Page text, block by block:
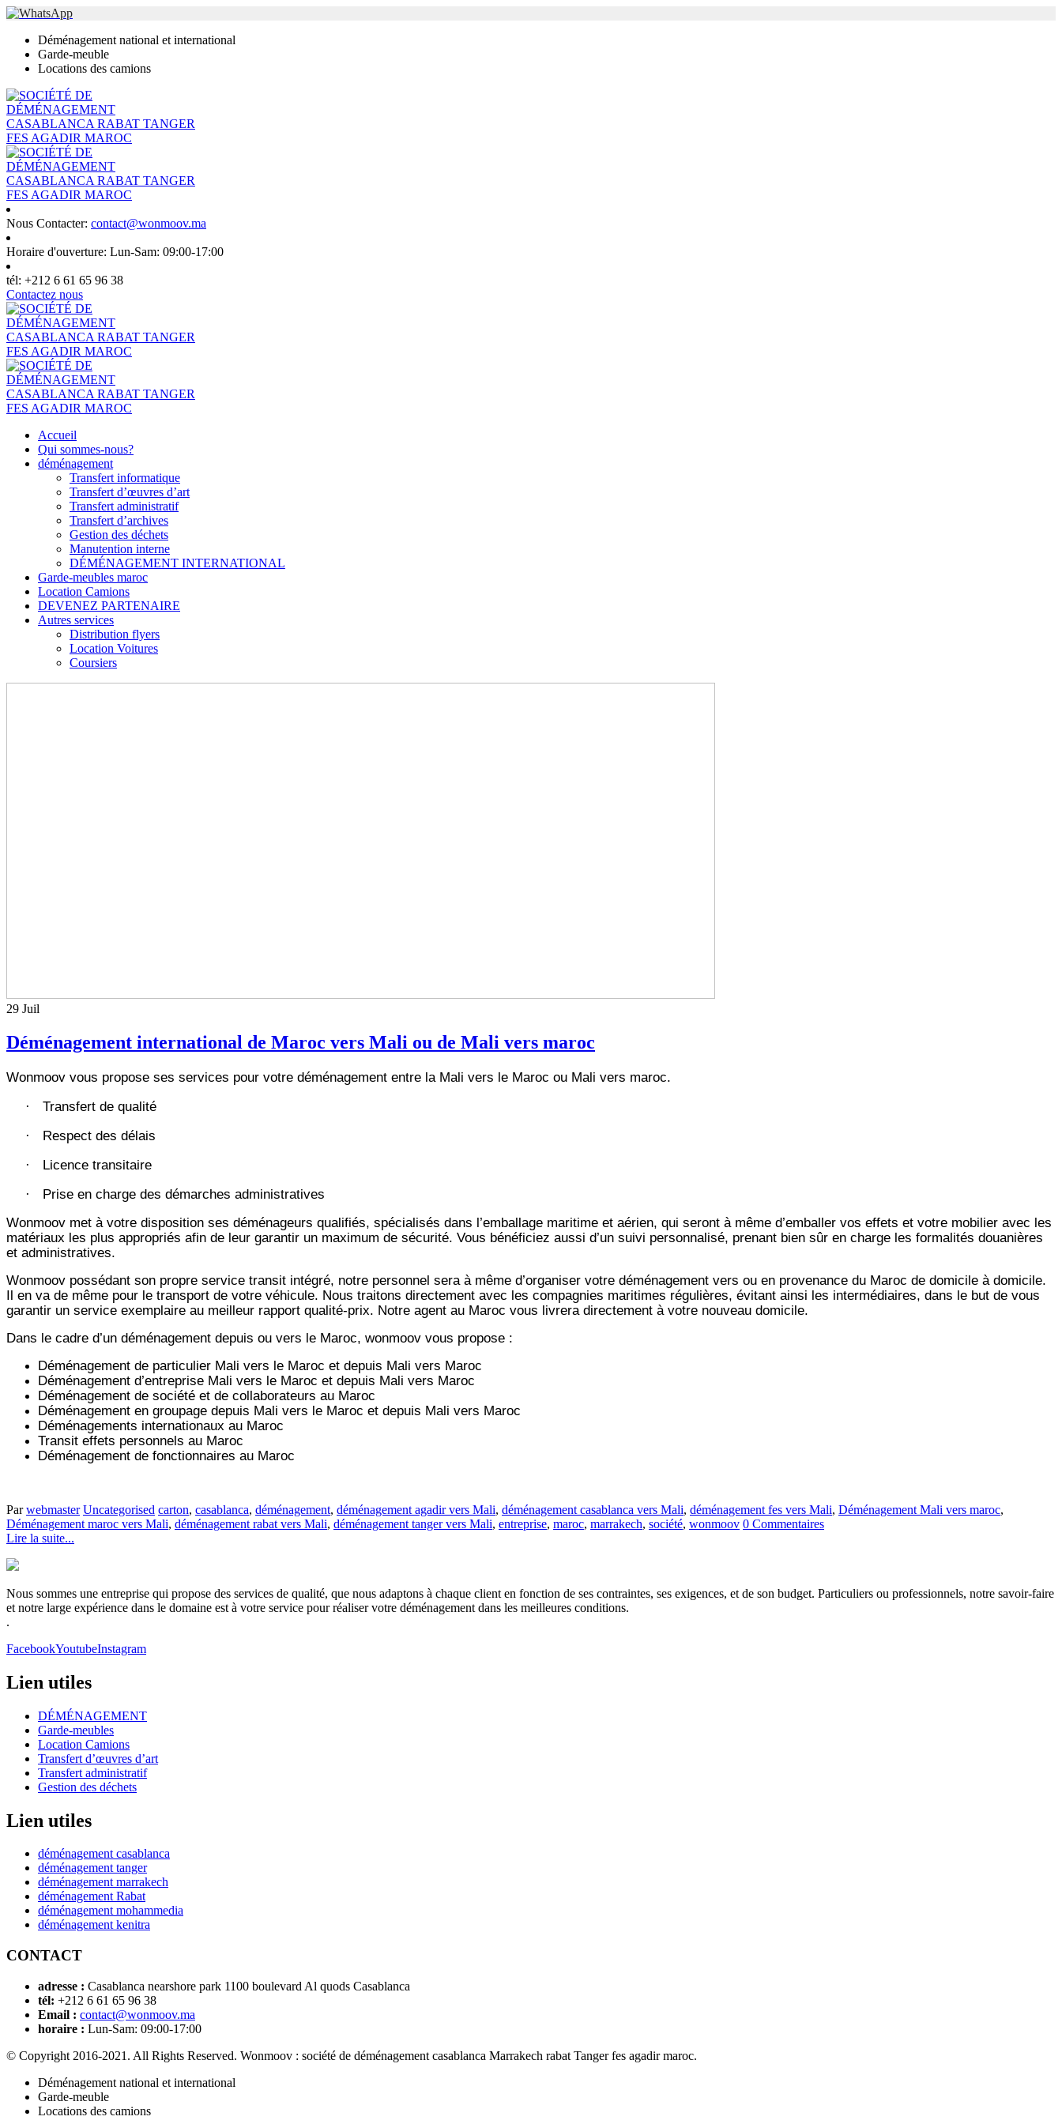
Déménagement national et international
Garde-meuble
Locations des camions
Nous Contacter: contact@wonmoov.ma
Horaire d'ouverture: Lun-Sam: 09:00-17:00
tél: +212 6 61 65 96 38
Contactez nous
Accueil
Qui sommes-nous?
déménagement
Transfert informatique
Transfert d’œuvres d’art
Transfert administratif
Transfert d’archives
Gestion des déchets
Manutention interne
DÉMÉNAGEMENT INTERNATIONAL
Garde-meubles maroc
Location Camions
DEVENEZ PARTENAIRE
Autres services
Distribution flyers
Location Voitures
Coursiers
29 Juil
Déménagement international de Maroc vers Mali ou de Mali vers maroc
Wonmoov vous propose ses services pour votre déménagement entre la Mali vers le Maroc ou Mali vers maroc.
· Transfert de qualité
· Respect des délais
· Licence transitaire
·
Prise en charge des démarches administratives
Wonmoov met à votre disposition ses déménageurs qualifiés, spécialisés dans l’emballage maritime et aérien, qui seront à même d’emballer vos effets et votre mobilier avec les
matériaux les plus appropriés afin de leur garantir un maximum de sécurité. Vous bénéficiez aussi d’un suivi personnalisé, prenant bien sûr en charge les formalités douanières
et administratives.
Wonmoov possédant son propre service transit intégré, notre personnel sera à même d’organiser votre déménagement vers ou en provenance du Maroc de domicile à domicile.
Il en va de même pour le transport de votre véhicule. Nous traitons directement avec les compagnies maritimes régulières, évitant ainsi les intermédiaires, dans le but de vous
garantir un service exemplaire au meilleur rapport qualité-prix. Notre agent au Maroc vous livrera directement à votre nouveau domicile.
Dans le cadre d’un déménagement depuis ou vers le Maroc, wonmoov vous propose :
Déménagement de particulier Mali vers le Maroc et depuis Mali vers Maroc
Déménagement d’entreprise Mali vers le Maroc et depuis Mali vers Maroc
Déménagement de société et de collaborateurs au Maroc
Déménagement en groupage depuis Mali vers le Maroc et depuis Mali vers Maroc
Déménagements internationaux au Maroc
Transit effets personnels au Maroc
Déménagement de fonctionnaires au Maroc
Parwebmaster Uncategorised carton, casablanca, déménagement, déménagement agadir vers Mali, déménagement casablanca vers Mali, déménagement fes vers Mali, Déménagement Mali vers maroc,
Déménagement maroc vers Mali, déménagement rabat vers Mali, déménagement tanger vers Mali, entreprise, maroc, marrakech, société, wonmoov 0 Commentaires
Lire la suite...
Nous sommes une entreprise qui propose des services de qualité, que nous adaptons à chaque client en fonction de ses contraintes, ses exigences, et de son budget. Particuliers ou professionnels, notre savoir-faire
et notre large expérience dans le domaine est à votre service pour réaliser votre déménagement dans les meilleures conditions.
.
FacebookYoutubeInstagram
Lien utiles
DÉMÉNAGEMENT
Garde-meubles
Location Camions
Transfert d’œuvres d’art
Transfert administratif
Gestion des déchets
Lien utiles
déménagement casablanca
déménagement tanger
déménagement marrakech
déménagement Rabat
déménagement mohammedia
déménagement kenitra
CONTACT
adresse : Casablanca nearshore park 1100 boulevard Al quods Casablanca
tél: +212 6 61 65 96 38
Email : contact@wonmoov.ma
horaire : Lun-Sam: 09:00-17:00
© Copyright 2016-2021. All Rights Reserved. Wonmoov : société de déménagement casablanca Marrakech rabat Tanger fes agadir maroc.
Déménagement national et international
Garde-meuble
Locations des camions